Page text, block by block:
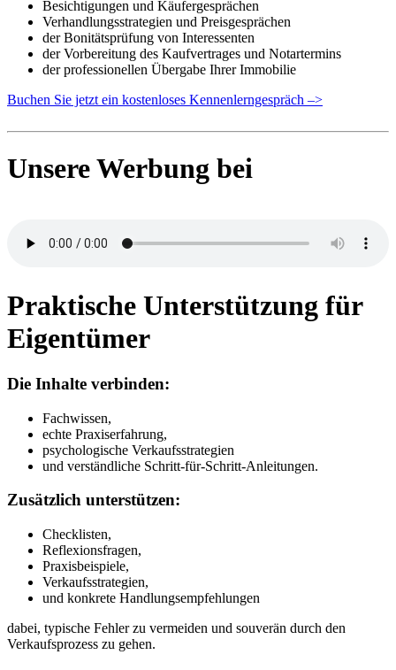
Besichtigungen und Käufergesprächen
Verhandlungsstrategien und Preisgesprächen
der Bonitätsprüfung von Interessenten
der Vorbereitung des Kaufvertrages und Notartermins
der professionellen Übergabe Ihrer Immobilie
Buchen Sie jetzt ein kostenloses Kennenlerngespräch –>
Unsere Werbung bei
Praktische Unterstützung für
Eigentümer
Die Inhalte verbinden:
Fachwissen,
echte Praxiserfahrung,
psychologische Verkaufsstrategien
und verständliche Schritt-für-Schritt-Anleitungen.
Zusätzlich unterstützen:
Checklisten,
Reflexionsfragen,
Praxisbeispiele,
Verkaufsstrategien,
und konkrete Handlungsempfehlungen
dabei, typische Fehler zu vermeiden und souverän durch den
Verkaufsprozess zu gehen.